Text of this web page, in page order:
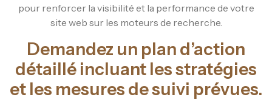
pour renforcer la visibilité et la performance de votre
site web sur les moteurs de recherche.
Demandez un plan d’action
détaillé incluant les stratégies
et les mesures de suivi prévues.